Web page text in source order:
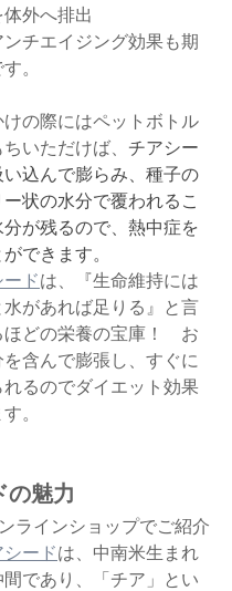
外へ排出
チエイジング効果も期
。
けの際にはペットボトル
いただけば、 チアシー
い込んで膨らみ、種子の
状の水分で覆われるこ
が残るので、熱中症を
できます。
ドは、『生命維持には
があれば足りる』と言
どの栄養の宝庫！　お
含んで膨張し、すぐに
るのでダイエット効果
。
の魅力
ラインショップでご紹介
ードは、中南米生まれ
であり、「チア」とい